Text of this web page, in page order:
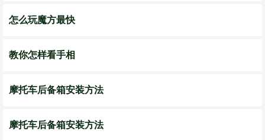
怎么玩魔方最快
教你怎样看手相
摩托车后备箱安装方法
摩托车后备箱安装方法